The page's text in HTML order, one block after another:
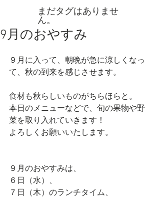
まだタグはありませ
ん。
9月のおやすみ
９月に入って、朝晩が急に涼しくなっ
て、秋の到来を感じさせます。
食材も秋らしいものがちらほらと。
本日のメニューなどで、旬の果物や野
菜を取り入れていきます！
よろしくお願いいたします。
９月のおやすみは、
６日（水）、
７日（木）のランチタイム、